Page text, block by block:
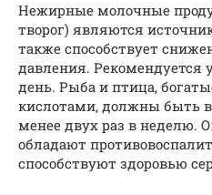
Нежирные молочные
творог) являются
также способствует
давления. Рекомендуется
день. Рыба и птица,
кислотами, должны быть
менее двух раз в неделю.
обладают
способствуют здоровью